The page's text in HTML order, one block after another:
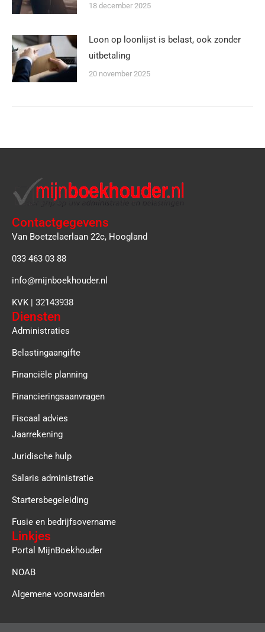
18 december 2025
Loon op loonlijst is belast, ook zonder
uitbetaling
20 november 2025
Contactgegevens
Van Boetzelaerlaan 22c, Hoogland
033 463 03 88
info@mijnboekhouder.nl
KVK | 32143938
Diensten
Administraties
Belastingaangifte
Financiële planning
Financieringsaanvragen
Fiscaal advies
Jaarrekening
Juridische hulp
Salaris administratie
Startersbegeleiding
Fusie en bedrijfsovername
Linkjes
Portal MijnBoekhouder
NOAB
Algemene voorwaarden